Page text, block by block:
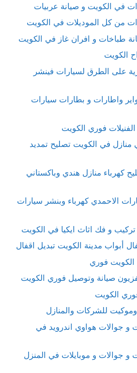
في الكويت و صيانة عربيات
من كل الموديلات في الكويت
طباخات و افران غاز في الكويت
الكويت
على الطرق لسيارات فينشر
واطارات و بطارات سيارات
فوري الكويت
منازل في الكويت تصليح تمديد
كهرباء منازل هندي وباكستاني
الاحمدي كهرباء وبنشر سيارات
و فك اثاث ايكيا في الكويت
أبواب مدينة الكويت تبديل اقفال
الكويت فوري
صيانة وتوصيل فوري الكويت
الكويت
للشركات والمنازل
و جوالات هواوي اندرويد في
و جوالات و موبايلات في المنزل